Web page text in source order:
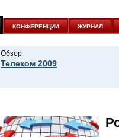
КОНФЕРЕНЦИИ ЖУРНАЛ
Обзор
Телеком 2009